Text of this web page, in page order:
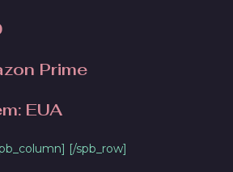
Prime
EUA
[/spb_row]